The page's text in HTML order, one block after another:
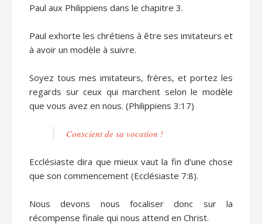
Paul aux Philippiens dans le chapitre 3.
Paul exhorte les chrétiens à être ses imitateurs et
à avoir un modèle à suivre.
Soyez tous mes imitateurs, frères, et portez les
regards sur ceux qui marchent selon le modèle
que vous avez en nous. (Philippiens 3:17)
Conscient de sa vocation !
Ecclésiaste dira que mieux vaut la fin d’une chose
que son commencement (Ecclésiaste 7:8).
Nous devons nous focaliser donc sur la
récompense finale qui nous attend en Christ.